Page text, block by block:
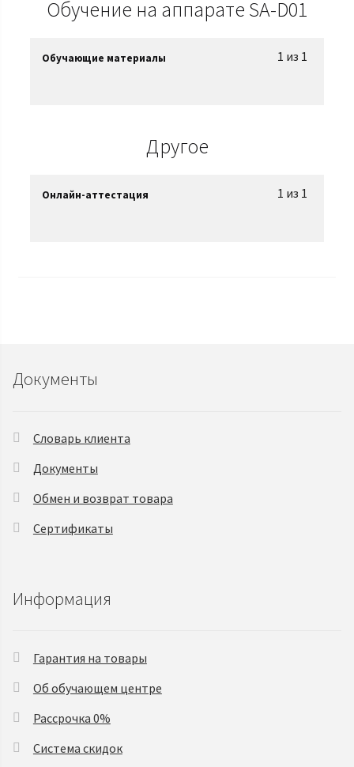
Обучение на аппарате SA-D01
1 из 1
Обучающие материалы
Другое
1 из 1
Онлайн-аттестация
Документы
Словарь клиента
Документы
Обмен и возврат товара
Сертификаты
Информация
Гарантия на товары
Об обучающем центре
Рассрочка 0%
Система скидок